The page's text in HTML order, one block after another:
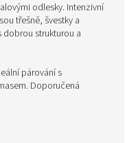
odlesky. Intenzivní
třešně, švestky a
dobrou strukturou a
párování s
Doporučená